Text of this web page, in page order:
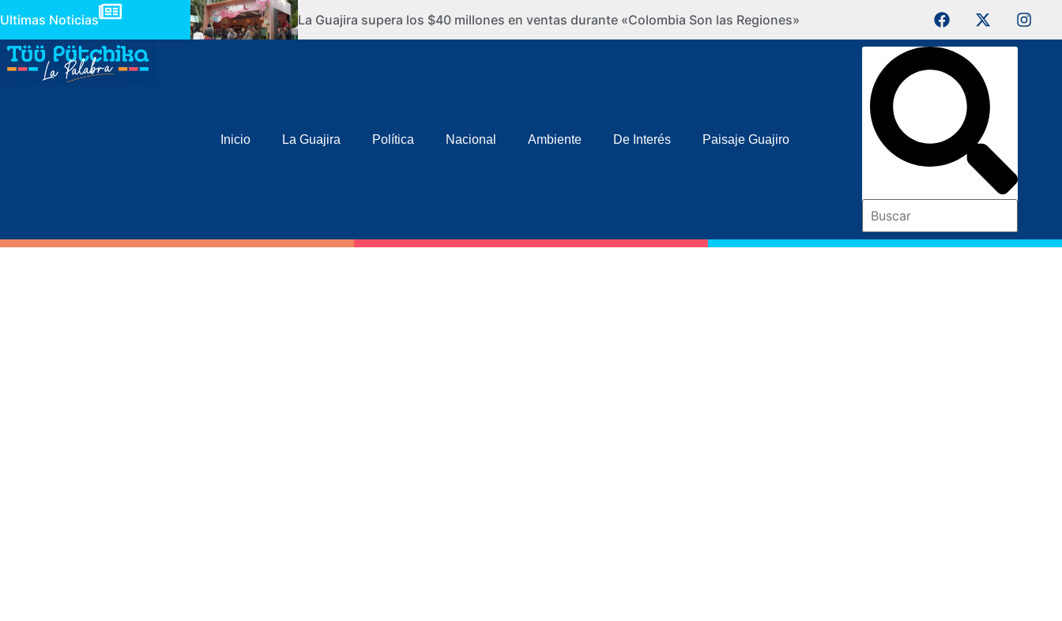
Ultimas Noticias La Guajira supera los $40 millones en ventas durante «Colombia Son las Regiones» IPSI
Inicio La Guajira Política Nacional Ambiente De Interés Paisaje Guajiro